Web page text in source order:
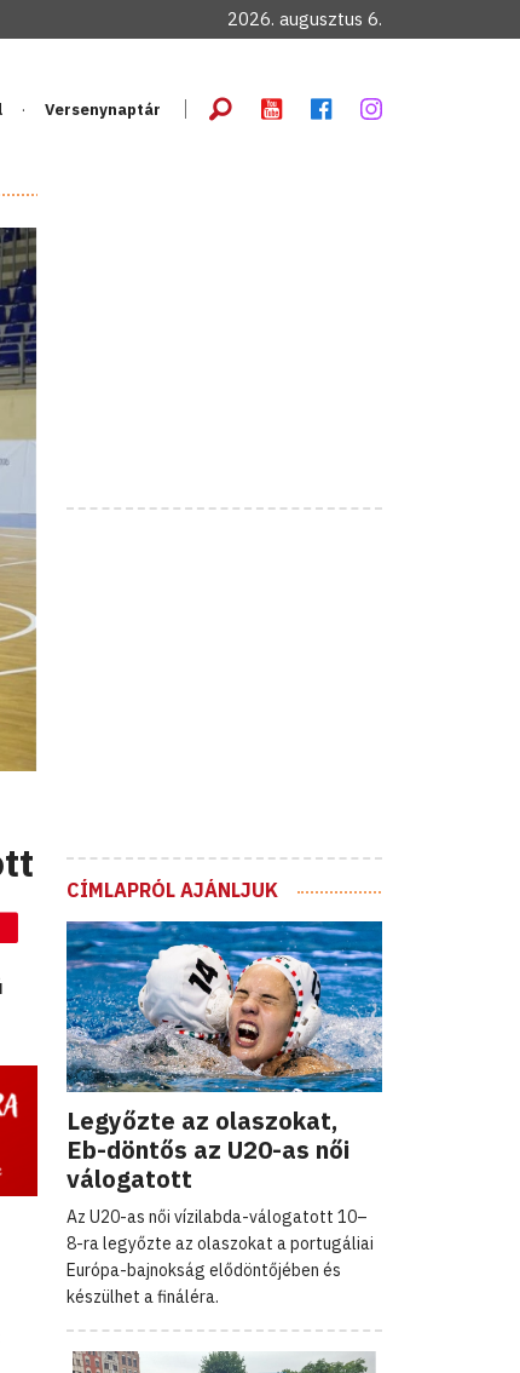
2026. augusztus 6.
Versenynaptár
CÍMLAPRÓL AJÁNLJUK
Legyőzte az olaszokat,
Eb-döntős az U20-as női
válogatott
Az U20-as női vízilabda-válogatott 10–
8-ra legyőzte az olaszokat a portugáliai
Európa-bajnokság elődöntőjében és
készülhet a fináléra.